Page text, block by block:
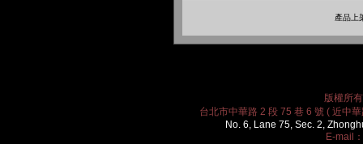
產品上
版權所
台北市中華路 2 段 75 巷 6 號 ( 近中
No. 6, Lane 75, Sec. 2,
E-mail：